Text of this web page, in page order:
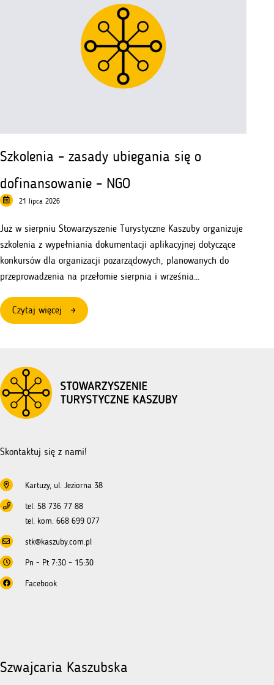
Szkolenia – zasady ubiegania się o
dofinansowanie – NGO
21 lipca 2026
Już w sierpniu Stowarzyszenie Turystyczne Kaszuby organizuje
szkolenia z wypełniania dokumentacji aplikacyjnej dotyczące
konkursów dla organizacji pozarządowych, planowanych do
przeprowadzenia na przełomie sierpnia i września…
Czytaj więcej
Szkolenia
się
o
Skontaktuj się z nami!
Kartuzy, ul. Jeziorna 38
tel. 58 736 77 88
tel. kom. 668 699 077
stk@kaszuby.com.pl
Pn - Pt 7:30 – 15:30
Facebook
Szwajcaria Kaszubska